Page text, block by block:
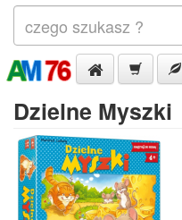
Dzielne Myszki